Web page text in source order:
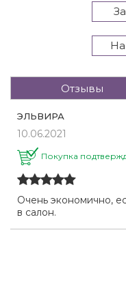
Отзывы
ЭЛЬВИРА
10.06.2021
Покупка
Очень экономично,
в салон.